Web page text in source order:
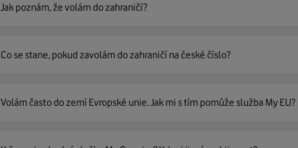
Jak poznám, že volám do zahraničí?
Co se stane, pokud zavolám do zahraničí na české číslo?
Volám často do zemí Evropské unie. Jak mi s tím pomůže služba My EU?